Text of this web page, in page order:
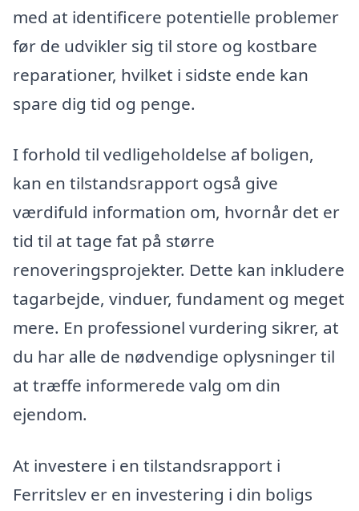
med at identificere potentielle problemer
før de udvikler sig til store og kostbare
reparationer, hvilket i sidste ende kan
spare dig tid og penge.
I forhold til vedligeholdelse af boligen,
kan en tilstandsrapport også give
værdifuld information om, hvornår det er
tid til at tage fat på større
renoveringsprojekter. Dette kan inkludere
tagarbejde, vinduer, fundament og meget
mere. En professionel vurdering sikrer, at
du har alle de nødvendige oplysninger til
at træffe informerede valg om din
ejendom.
At investere i en tilstandsrapport i
Ferritslev er en investering i din boligs